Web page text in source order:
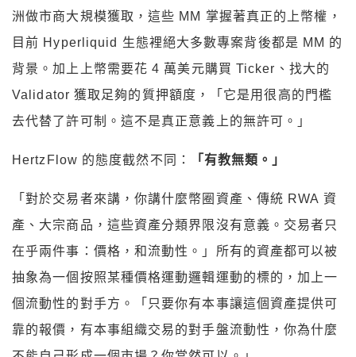
洲做市商大規模獲取，這些 MM 掌握著真正的上幣權，
目前 Hyperliquid 生態裡絕大多數專案背後都是 MM 的
背景。加上上幣需要花 4 萬美元購買 Ticker、找大的
Validator 獲取足夠的質押額度，「它是用很高的門檻
去代替了許可制。這不是真正意義上的無許可。」
HertzFlow 的態度截然不同： 「有教無類。」
「對於交易者來講，你講什麼幣圈資產、傳統 RWA 資
產、大宗商品，這些資產分類界限沒有意義。交易者只
在乎兩件事：價格，和流動性。」所有的資產都可以被
抽象為一個按照某種價格運動邏輯運動的標的，加上一
個流動性的對手方。「只要你有本事讓這個資產提供可
靠的報價，有本事組織交易的對手盤流動性，你為什麼